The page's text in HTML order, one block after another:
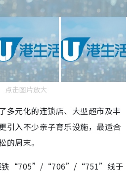
点击图片放大
多元化的连锁店、大型超市及丰
引入不少亲子育乐设施，最适合
的周末。
铁“705”/“706”/“751”线于